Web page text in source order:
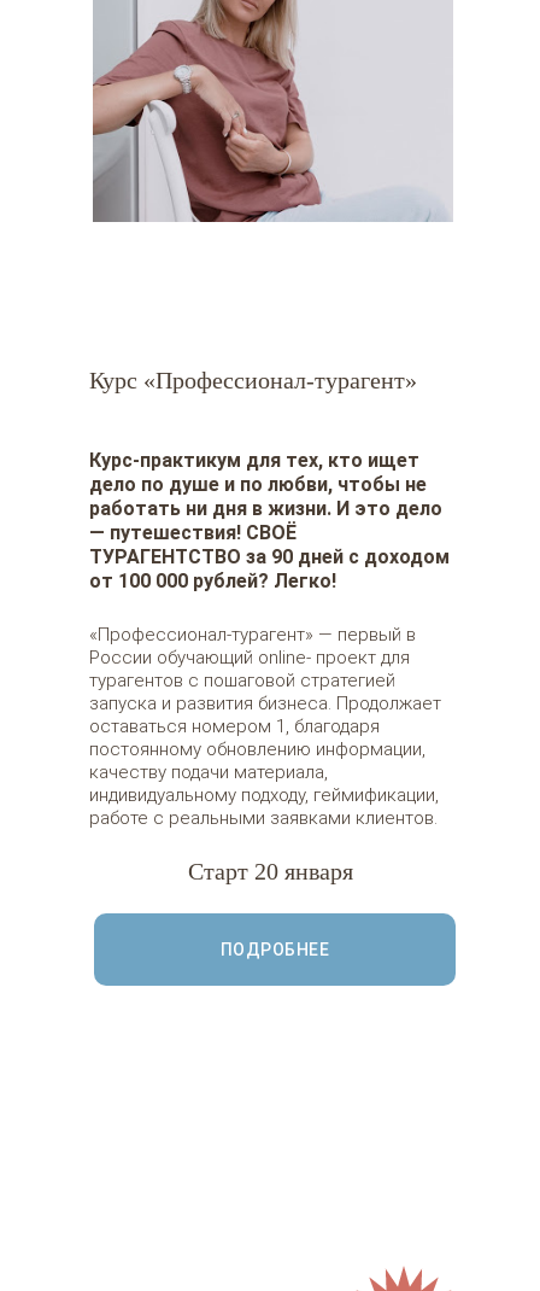
Курс «Профессионал-турагент»
ПОДРОБНЕЕ
Курс-практикум для тех, кто ищет
дело по душе и по любви, чтобы не
работать ни дня в жизни. И это дело
— путешествия! СВОЁ
ТУРАГЕНТСТВО за 90 дней с доходом
от 100 000 рублей? Легко!
«Профессионал-турагент» — первый в
России обучающий online- проект для
турагентов с пошаговой стратегией
запуска и развития бизнеса. Продолжает
оставаться номером 1, благодаря
постоянному обновлению информации,
качеству подачи материала,
индивидуальному подходу, геймификации,
работе с реальными заявками клиентов.
Старт 20 января